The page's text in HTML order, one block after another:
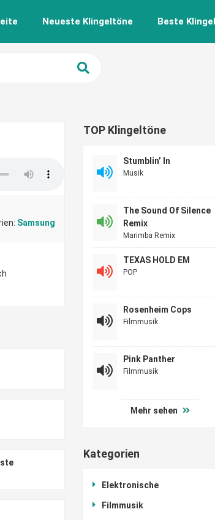
Neueste Klingeltöne Beste
Samsung
TOP Klingeltöne
Stumblin’ In
Musik
The Sound Of Silence
Remix
Marimba Remix
TEXAS HOLD EM
POP
Rosenheim Cops
Filmmusik
Pink Panther
Filmmusik
Mehr sehen
Kategorien
Elektronische
Filmmusik